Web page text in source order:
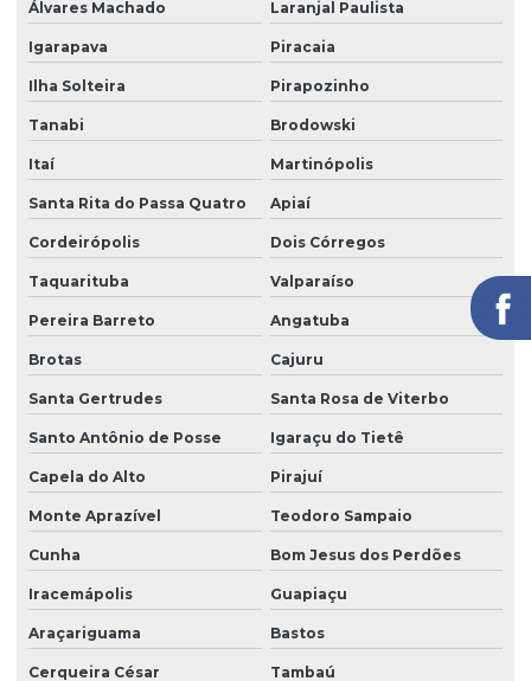
Recepção terceirização
Serviço de câmeras 24 horas
Serviço de facilities
Serviço de limpeza para empresas
Serviço de limpeza com equipamentos profissionais
Serviço de limpeza pós obra
Serviço de limpeza profissional
Serviço de limpeza terceirizado
Serviço de limpeza terceirizado preço
Serviço de limpeza de vidros
Serviço de portaria e zeladoria
Serviço de terceirização de limpeza
Álvares Machado Laranjal Paulista
Igarapava Piracaia
Ilha Solteira Pirapozinho
Tanabi Brodowski
Itaí Martinópolis
Santa Rita do Passa Quatro Apiaí
Cordeirópolis Dois Córregos
Taquarituba Valparaíso
Pereira Barreto Angatuba
Brotas Cajuru
Santa Gertrudes Santa Rosa de Viterbo
Santo Antônio de Posse Igaraçu do Tietê
Capela do Alto Pirajuí
Monte Aprazível Teodoro Sampaio
Cunha Bom Jesus dos Perdões
Iracemápolis Guapiaçu
Araçariguama Bastos
Cerqueira César Tambaú